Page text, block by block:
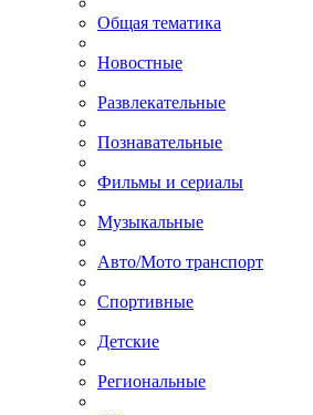
Общая тематика
Новостные
Развлекательные
Познавательные
Фильмы и сериалы
Музыкальные
Авто/Мото транспорт
Спортивные
Детские
Региональные